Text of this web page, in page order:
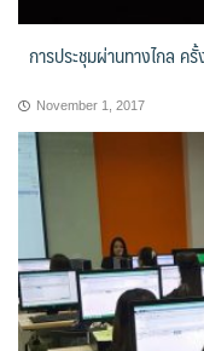
for:
การประชุมผ่านทางไกล
November 1, 2017